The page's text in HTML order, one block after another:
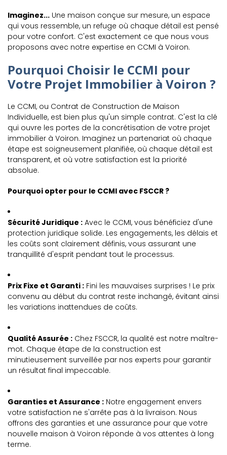
Imaginez... Une maison conçue sur mesure, un espace
qui vous ressemble, un refuge où chaque détail est pensé
pour votre confort. C'est exactement ce que nous vous
proposons avec notre expertise en CCMI à Voiron.
Pourquoi Choisir le CCMI pour
Votre Projet Immobilier à Voiron ?
Le CCMI, ou Contrat de Construction de Maison
Individuelle, est bien plus qu'un simple contrat. C'est la clé
qui ouvre les portes de la concrétisation de votre projet
immobilier à Voiron. Imaginez un partenariat où chaque
étape est soigneusement planifiée, où chaque détail est
transparent, et où votre satisfaction est la priorité
absolue.
Pourquoi opter pour le CCMI avec FSCCR ?
Sécurité Juridique : Avec le CCMI, vous bénéficiez d'une
protection juridique solide. Les engagements, les délais et
les coûts sont clairement définis, vous assurant une
tranquillité d'esprit pendant tout le processus.
Prix Fixe et Garanti : Fini les mauvaises surprises ! Le prix
convenu au début du contrat reste inchangé, évitant ainsi
les variations inattendues de coûts.
Qualité Assurée : Chez FSCCR, la qualité est notre maître-
mot. Chaque étape de la construction est
minutieusement surveillée par nos experts pour garantir
un résultat final impeccable.
Garanties et Assurance : Notre engagement envers
votre satisfaction ne s'arrête pas à la livraison. Nous
offrons des garanties et une assurance pour que votre
nouvelle maison à Voiron réponde à vos attentes à long
terme.